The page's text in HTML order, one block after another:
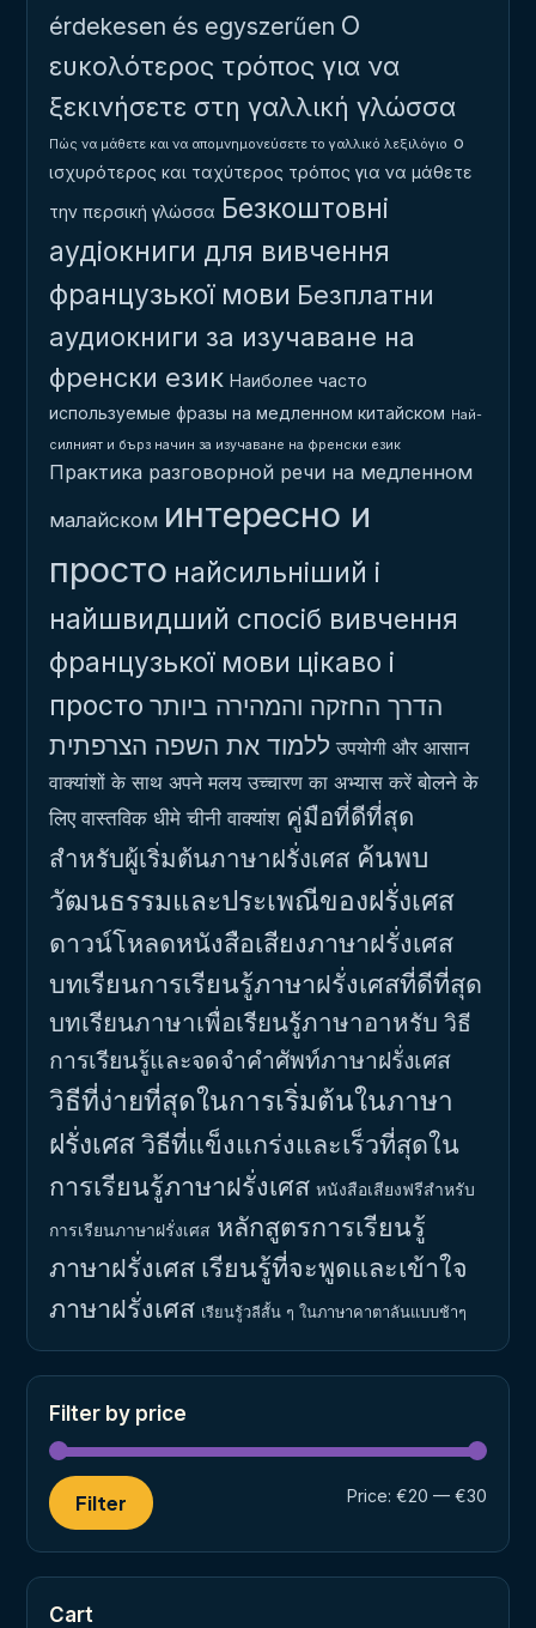
érdekesen és egyszerűen Ο
ευκολότερος τρόπος για να
ξεκινήσετε στη γαλλική γλώσσα
Πώς να μάθετε και να απομνημονεύσετε το γαλλικό λεξιλόγιο ο
ισχυρότερος και ταχύτερος τρόπος για να μάθετε
την περσική γλώσσα Безкоштовні
аудіокниги для вивчення
французької мови Безплатни
аудиокниги за изучаване на
френски език Наиболее часто
используемые фразы на медленном китайском Най-
силният и бърз начин за изучаване на френски език
Практика разговорной речи на медленном
малайском интересно и
просто найсильніший і
найшвидший спосіб вивчення
французької мови цікаво і
просто הדרך החזקה והמהירה ביותר
ללמוד את השפה הצרפתית उपयोगी और आसान
वाक्यांशों के साथ अपने मलय उच्चारण का अभ्यास करें बोलने के
लिए वास्तविक धीमे चीनी वाक्यांश คู่มือที่ดีที่สุด
สำหรับผู้เริ่มต้นภาษาฝรั่งเศส ค้นพบ
วัฒนธรรมและประเพณีของฝรั่งเศส
ดาวน์โหลดหนังสือเสียงภาษาฝรั่งเศส
บทเรียนการเรียนรู้ภาษาฝรั่งเศสที่ดีที่สุด
บทเรียนภาษาเพื่อเรียนรู้ภาษาอาหรับ วิธี
การเรียนรู้และจดจำคำศัพท์ภาษาฝรั่งเศส
วิธีที่ง่ายที่สุดในการเริ่มต้นในภาษา
ฝรั่งเศสวิธีที่แข็งแกร่งและเร็วที่สุดใน
การเรียนรู้ภาษาฝรั่งเศส หนังสือเสียงฟรีสำหรับ
การเรียนภาษาฝรั่งเศส หลักสูตรการเรียนรู้
ภาษาฝรั่งเศส เรียนรู้ที่จะพูดและเข้าใจ
ภาษาฝรั่งเศส เรียนรู้วลีสั้น ๆ ในภาษาคาตาลันแบบช้าๆ
Filter by price
Filter Price: €20 — €30
Cart